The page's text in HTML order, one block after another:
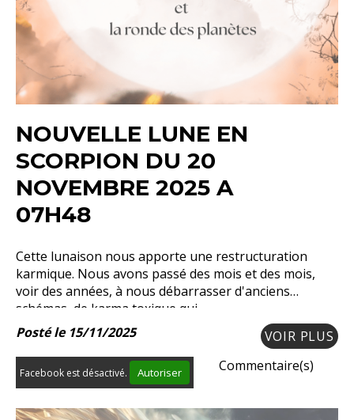
NOUVELLE LUNE EN
SCORPION DU 20
NOVEMBRE 2025 A
07H48
Cette lunaison nous apporte une restructuration
karmique. Nous avons passé des mois et des mois,
voir des années, à nous débarrasser d'anciens
schémas, de karma toxique qui
Posté le 15/11/2025
VOIR PLUS
Facebook est désactivé. Autoriser Commentaire(s)